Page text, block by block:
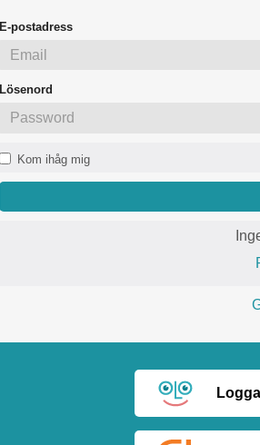
E-postadress
Lösenord
Kom ihåg mig